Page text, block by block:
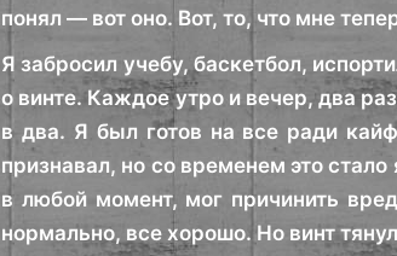
понял — вот оно. Вот, то, что мне
Я забросил учебу, баскетбол,
о винте. Каждое утро и вечер, два
в два. Я был готов на все ради
признавал, но со временем это
в любой момент, мог причинить
нормально, все хорошо. Но винт